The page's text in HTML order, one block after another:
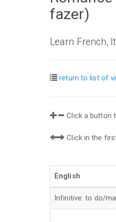
fazer)
Learn French,
return to list of
Click a button
Click in the
English
Infinitive: to do/